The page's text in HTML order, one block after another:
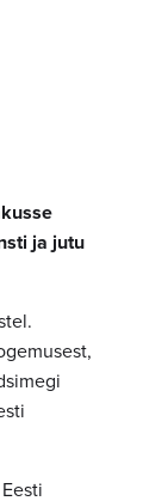
ja jutu